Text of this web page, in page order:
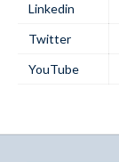
Linkedin
Twitter
YouTube